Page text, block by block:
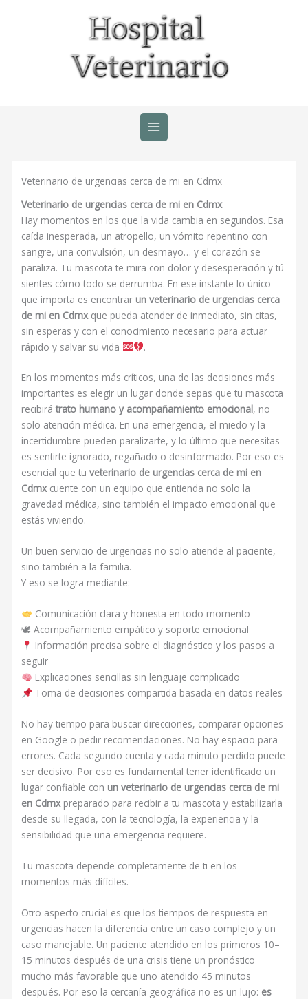
Veterinario de urgencias cerca de mi en Cdmx
Veterinario de urgencias cerca de mi en Cdmx
Hay momentos en los que la vida cambia en segundos. Esa
caída inesperada, un atropello, un vómito repentino con
sangre, una convulsión, un desmayo… y el corazón se
paraliza. Tu mascota te mira con dolor y desesperación y tú
sientes cómo todo se derrumba. En ese instante lo único
que importa es encontrar un veterinario de urgencias cerca
de mi en Cdmxque pueda atender de inmediato, sin citas,
sin esperas y con el conocimiento necesario para actuar
rápido y salvar su vida
.
En los momentos más críticos, una de las decisiones más
importantes es elegir un lugar donde sepas que tu mascota
recibirátrato humano y acompañamiento emocional, no
solo atención médica. En una emergencia, el miedo y la
incertidumbre pueden paralizarte, y lo último que necesitas
es sentirte ignorado, regañado o desinformado. Por eso es
esencial que tuveterinario de urgencias cerca de mi en
Cdmxcuente con un equipo que entienda no solo la
gravedad médica, sino también el impacto emocional que
estás viviendo.
Un buen servicio de urgencias no solo atiende al paciente,
sino también a la familia.
Y eso se logra mediante:
Comunicación clara y honesta en todo momento
🕊 Acompañamiento empático y soporte emocional
Información precisa sobre el diagnóstico y los pasos a
seguir
Explicaciones sencillas sin lenguaje complicado
Toma de decisiones compartida basada en datos reales
No hay tiempo para buscar direcciones, comparar opciones
en Google o pedir recomendaciones. No hay espacio para
errores. Cada segundo cuenta y cada minuto perdido puede
ser decisivo. Por eso es fundamental tener identificado un
lugar confiable con un veterinario de urgencias cerca de mi
en Cdmxpreparado para recibir a tu mascota y estabilizarla
desde su llegada, con la tecnología, la experiencia y la
sensibilidad que una emergencia requiere.
Tu mascota depende completamente de ti en los
momentos más difíciles.
Otro aspecto crucial es que los tiempos de respuesta en
urgencias hacen la diferencia entre un caso complejo y un
caso manejable. Un paciente atendido en los primeros 10–
15 minutos después de una crisis tiene un pronóstico
mucho más favorable que uno atendido 45 minutos
después. Por eso la cercanía geográfica no es un lujo: es